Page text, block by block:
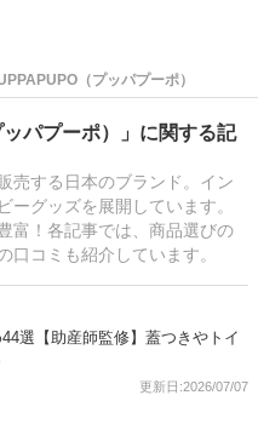
（プッパプーポ）
パプーポ）」に関する記
売する日本のブランド。イン
ーグッズを展開しています。
富！各記事では、商品選びの
口コミも紹介しています。
選【助産師監修】蓋つきやトイ
更新日:2026/07/07